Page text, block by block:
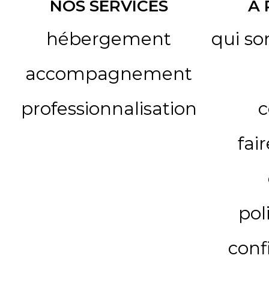
NOS SERVICES
hébergement
accompagnement
professionnalisation
A
qui